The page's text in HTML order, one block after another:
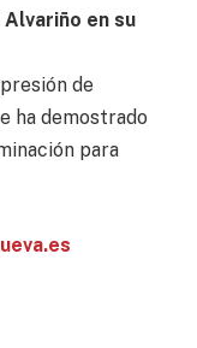
en su
de
ha demostrado
para